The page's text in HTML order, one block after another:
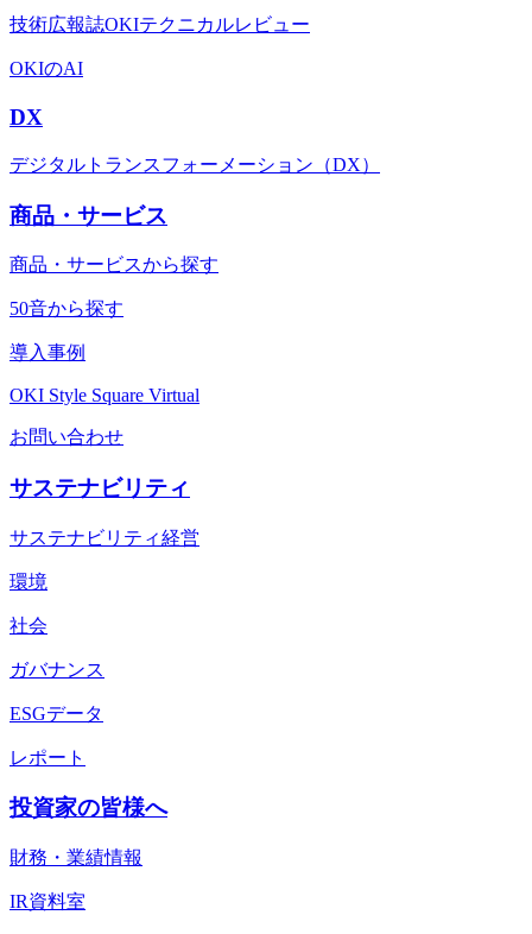
技術広報誌OKIテクニカルレビュー
OKIのAI
DX
デジタルトランスフォーメーション（DX）
商品・サービス
商品・サービスから探す
50音から探す
導入事例
OKI Style Square Virtual
お問い合わせ
サステナビリティ
サステナビリティ経営
環境
社会
ガバナンス
ESGデータ
レポート
投資家の皆様へ
財務・業績情報
IR資料室